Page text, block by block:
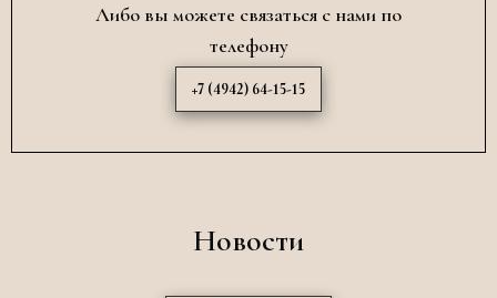
Либо вы можете связаться с нами по
телефону
+7 (4942) 64-15-15
Новости